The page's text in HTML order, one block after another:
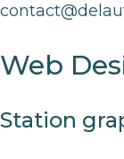
Web
Station